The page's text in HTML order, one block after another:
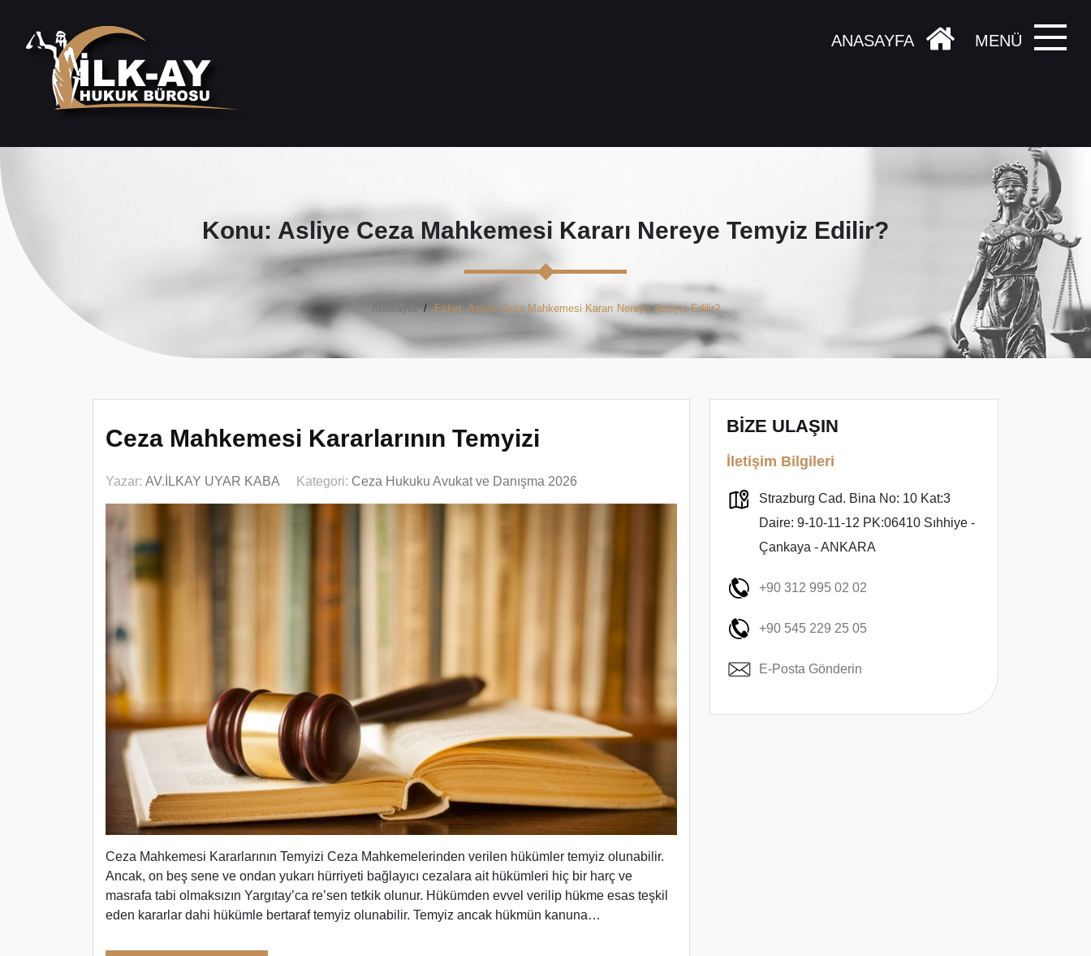
MENÜ
ANASAYFA
Konu: Asliye Ceza Mahkemesi Kararı Nereye Temyiz Edilir?
Anasayfa Etiket: Asliye Ceza Mahkemesi Kararı Nereye Temyiz Edilir?
Ceza Mahkemesi Kararlarının Temyizi
Yazar: AV.İLKAY UYAR KABA Kategori: Ceza Hukuku Avukat ve Danışma 2026
Ceza Mahkemesi Kararlarının Temyizi Ceza Mahkemelerinden verilen hükümler temyiz olunabilir.
Ancak, on beş sene ve ondan yukarı hürriyeti bağlayıcı cezalara ait hükümleri hiç bir harç ve
masrafa tabi olmaksızın Yargıtay’ca re’sen tetkik olunur. Hükümden evvel verilip hükme esas teşkil
eden kararlar dahi hükümle bertaraf temyiz olunabilir. Temyiz ancak hükmün kanuna…
BİZE ULAŞIN
İletişim Bilgileri
Strazburg Cad. Bina No: 10 Kat:3
Daire: 9-10-11-12 PK:06410 Sıhhiye -
Çankaya - ANKARA
+90 312 995 02 02
+90 545 229 25 05
E-Posta Gönderin